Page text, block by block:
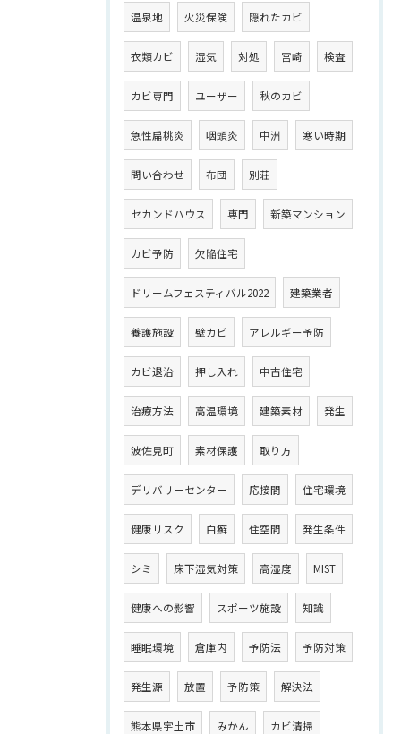
温泉地 火災保険 隠れたカビ
衣類カビ 湿気 対処 宮崎 検査
カビ専門 ユーザー 秋のカビ
急性扁桃炎 咽頭炎 中洲 寒い時期
問い合わせ 布団 別荘
セカンドハウス 専門 新築マンション
カビ予防 欠陥住宅
ドリームフェスティバル2022 建築業者
養護施設 壁カビ アレルギー予防
カビ退治 押し入れ 中古住宅
治療方法 高温環境 建築素材 発生
波佐見町 素材保護 取り方
デリバリーセンター 応接間 住宅環境
健康リスク 白癬 住空間 発生条件
シミ 床下湿気対策 高湿度 MIST
健康への影響 スポーツ施設 知識
睡眠環境 倉庫内 予防法 予防対策
発生源 放置 予防策 解決法
熊本県宇土市 みかん カビ清掃